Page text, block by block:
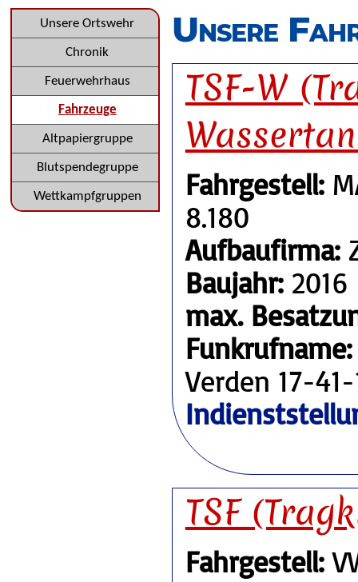
überspringen Unsere
TSF-W
Fahrgestell:
8.180
Aufbaufirma:
Baujahr:2016
max.
Funkrufname:
Verden 17-
TSF
Fahrgestell:
Navigation
überspringen
Unsere Ortswehr
Chronik
Feuerwehrhaus
Fahrzeuge
Altpapiergruppe
Blutspendegruppe
Wettkampfgruppen